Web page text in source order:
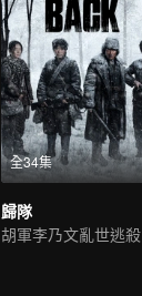
全34集
歸隊
胡軍李乃文亂世逃殺